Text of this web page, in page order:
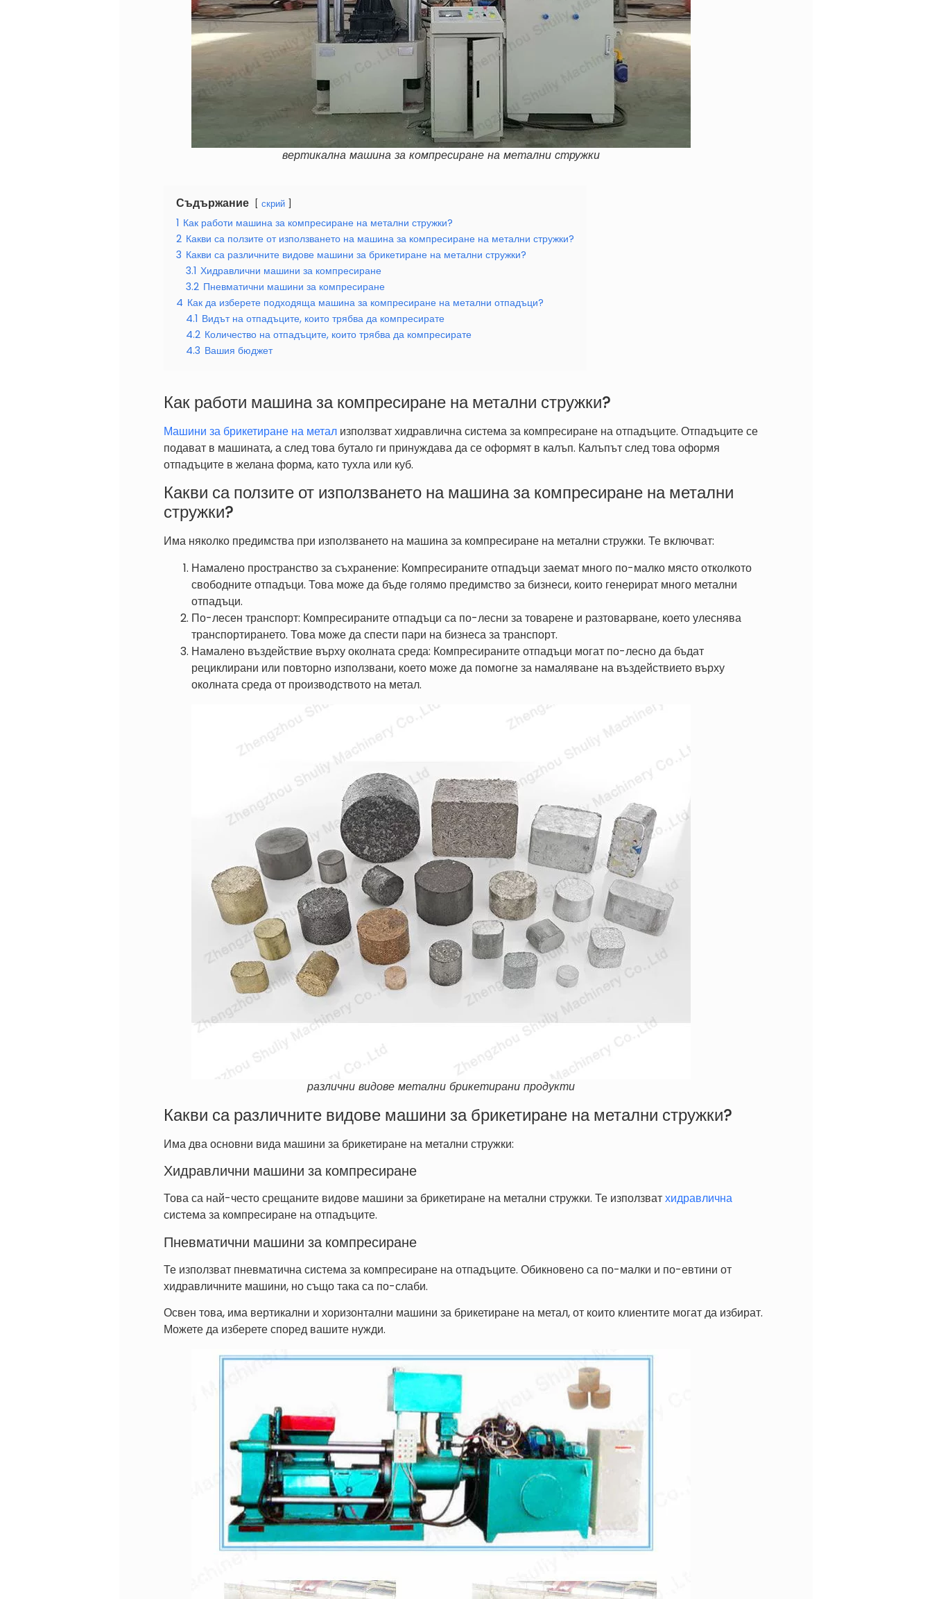
вертикална машина за компресиране на метални стружки
Съдържание скрий
1 Как работи машина за компресиране на метални стружки?
2 Какви са ползите от използването на машина за компресиране на метални стружки?
3 Какви са различните видове машини за брикетиране на метални стружки?
3.1 Хидравлични машини за компресиране
3.2 Пневматични машини за компресиране
4 Как да изберете подходяща машина за компресиране на метални отпадъци?
4.1 Видът на отпадъците, които трябва да компресирате
4.2 Количество на отпадъците, които трябва да компресирате
4.3 Вашия бюджет
Как работи машина за компресиране на метални стружки?
Машини за брикетиране на метал използват хидравлична система за компресиране на отпадъците. Отпадъците се
подават в машината, а след това бутало ги принуждава да се оформят в калъп. Калъпът след това оформя
отпадъците в желана форма, като тухла или куб.
Какви са ползите от използването на машина за компресиране на метални
стружки?
Има няколко предимства при използването на машина за компресиране на метални стружки. Те включват:
Намалено пространство за съхранение: Компресираните отпадъци заемат много по-малко място отколкото
свободните отпадъци. Това може да бъде голямо предимство за бизнеси, които генерират много метални
отпадъци.
По-лесен транспорт: Компресираните отпадъци са по-лесни за товарене и разтоварване, което улеснява
транспортирането. Това може да спести пари на бизнеса за транспорт.
Намалено въздействие върху околната среда: Компресираните отпадъци могат по-лесно да бъдат
рециклирани или повторно използвани, което може да помогне за намаляване на въздействието върху
околната среда от производството на метал.
различни видове метални брикетирани продукти
Какви са различните видове машини за брикетиране на метални стружки?
Има два основни вида машини за брикетиране на метални стружки:
Хидравлични машини за компресиране
Това са най-често срещаните видове машини за брикетиране на метални стружки. Те използватхидравлична
система за компресиране на отпадъците.
Пневматични машини за компресиране
Те използват пневматична система за компресиране на отпадъците. Обикновено са по-малки и по-евтини от
хидравличните машини, но също така са по-слаби.
Освен това, има вертикални и хоризонтални машини за брикетиране на метал, от които клиентите могат да избират.
Можете да изберете според вашите нужди.